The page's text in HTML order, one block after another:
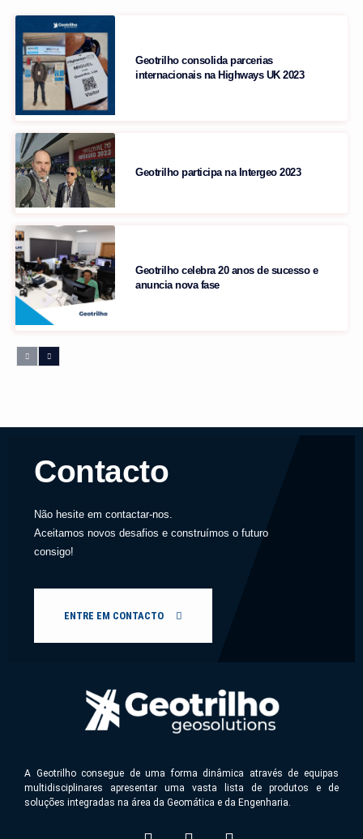
Geotrilho consolida parcerias
internacionais na Highways UK 2023
Geotrilho participa na Intergeo 2023
Geotrilho celebra 20 anos de sucesso e
anuncia nova fase
Contacto
Não hesite em contactar-nos.
Aceitamos novos desafios e construímos o futuro
consigo!
ENTRE EM CONTACTO
A Geotrilho consegue de uma forma dinâmica através de equipas
multidisciplinares apresentar uma vasta lista de produtos e de
soluções integradas na área da Geomática e da Engenharia.